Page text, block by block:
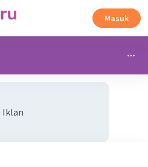
Masuk
Iklan